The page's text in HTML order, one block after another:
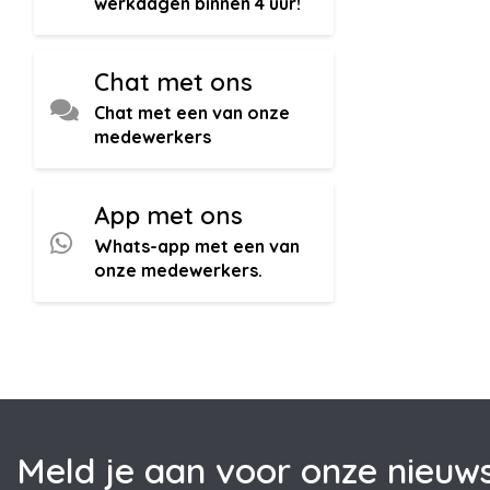
Chat met ons
Chat met een van onze
medewerkers
App met ons
Whats-app met een van
onze medewerkers.
Meld je aan voor onze